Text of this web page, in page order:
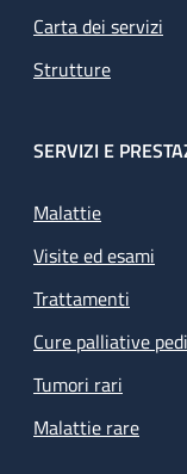
Carta dei servizi
Strutture
SERVIZI E
Malattie
Visite ed esami
Trattamenti
Cure palliative
Tumori rari
Malattie rare